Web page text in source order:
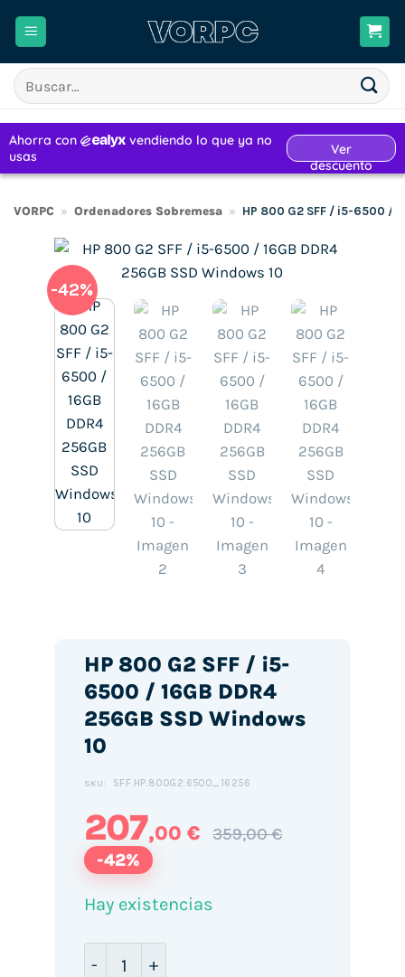
Buscar
por:
VORPC » Ordenadores Sobremesa » HP 800 G2 SFF / i5-6500 /
-42%
HP 800 G2 SFF / i5-
6500 / 16GB DDR4
256GB SSD Windows
10
SKU: SFF.HP.800G2.6500_16256
207,00 € 359,00 €
-42%
Hay existencias